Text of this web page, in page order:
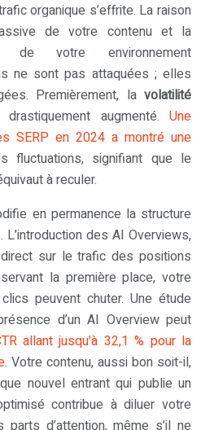
organique s’effrite. La raison
de votre contenu et la
de votre environnement
ne sont pas attaquées ; elles
Premièrement, la volatilité
augmenté.Une
SERP en 2024 a montré une
fluctuations, signifiant que le
à reculer.
en permanence la structure
des AI Overviews,
sur le trafic des positions
la première place, votre
peuvent chuter. Une étude
d’un AI Overview peut
allant jusqu’à 32,1 % pour la
. Votre contenu, aussi bon soit-il,
nouvel entrant qui publie un
contribue à diluer votre
d’attention, même s’il ne